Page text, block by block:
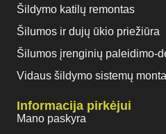
Šildymo katilų remontas
Šilumos ir dujų ūkio priežiūra
Šilumos įrenginių paleidimo-
Vidaus šildymo sistemų
Informacija pirkėjui
Mano paskyra